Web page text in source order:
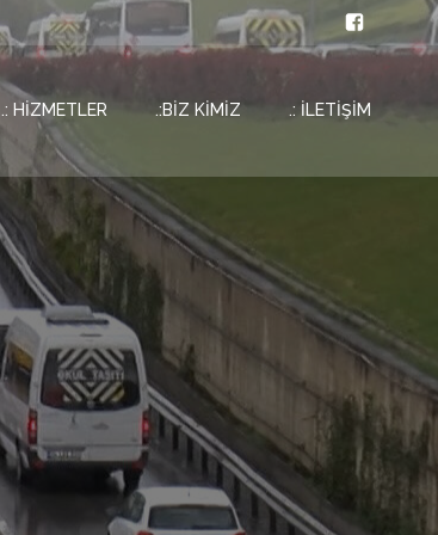
.: HİZMETLER .:BİZ KİMİZ .: İLETİŞİM